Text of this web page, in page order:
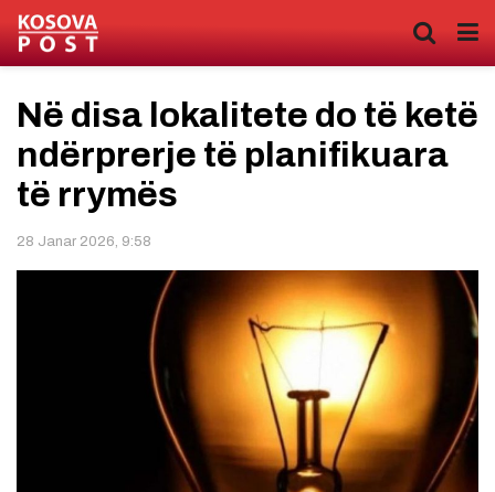
Në disa lokalitete do të ketë
ndërprerje të planifikuara
të rrymës
28 Janar 2026, 9:58